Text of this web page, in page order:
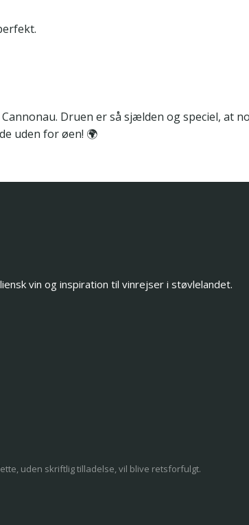
Druen er så sjælden og speciel, at
uden for øen! 🌍
vin og inspiration til vinrejser i støvlelandet.
uden skriftlig tilladelse, vil blive retsforfulgt.